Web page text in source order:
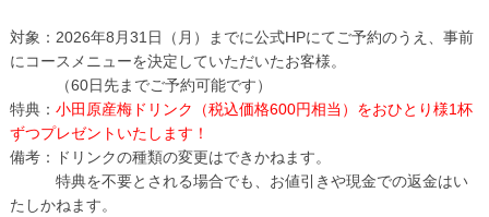
対象：2026年8月31日（月）までに公式HPにてご予約のうえ、事前
にコースメニューを決定していただいたお客様。
（60日先までご予約可能です）
特典： 小田原産梅ドリンク（税込価格600円相当）をおひとり様1杯
ずつプレゼントいたします！
備考：ドリンクの種類の変更はできかねます。
特典を不要とされる場合でも、お値引きや現金での返金はい
たしかねます。